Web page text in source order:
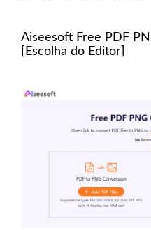
Aiseesoft Free PDF
[Escolha do Editor]